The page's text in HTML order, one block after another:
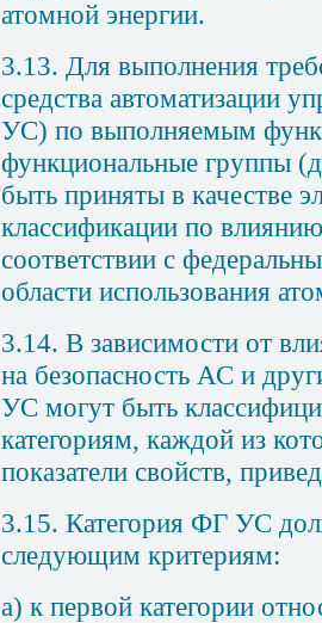
атомной энергии.
3.13. Для выполнения
средства автоматизации
УС) по выполняемым
функциональные группы
быть приняты в качестве
классификации по
соответствии с
области использования
3.14. В зависимости от
на безопасность АС и
УС могут быть
категориям, каждой из
показатели свойств,
3.15. Категория ФГ УС
следующим критериям:
а) к первой категории